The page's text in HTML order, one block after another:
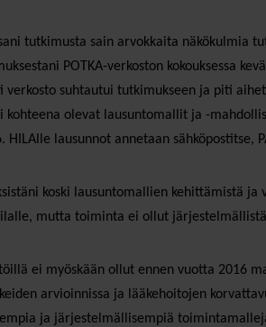
tutkimusta sain arvokkaita näkökulmia
POTKA-verkoston kokouksessa
verkosto suhtautui tutkimukseen ja piti
kohteena olevat lausuntomallit ja -
HILAlle lausunnot annetaan sähköpostitse,
koski lausuntomallien kehittämistä
mutta toiminta ei ollut
ei myöskään ollut ennen vuotta 2016
arvioinnissa ja lääkehoitojen
ja järjestelmällisempiä